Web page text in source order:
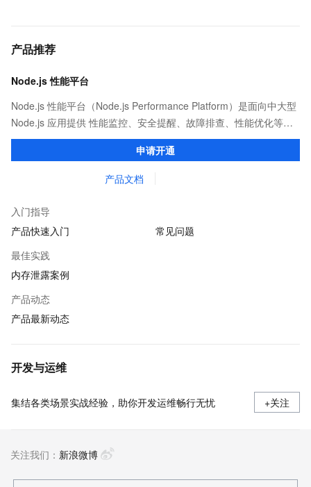
产品推荐
Node.js 性能平台
Node.js 性能平台（Node.js Performance Platform）是面向中大型
Node.js 应用提供 性能监控、安全提醒、故障排查、性能优化等服
务的整体性解决方案。提供完善的工具链和服务，协助客户主动、
申请开通
产品文档
入门指导
产品快速入门
常见问题
最佳实践
内存泄露案例
产品动态
产品最新动态
开发与运维
集结各类场景实战经验，助你开发运维畅行无忧 +关注
关注我们： 新浪微博